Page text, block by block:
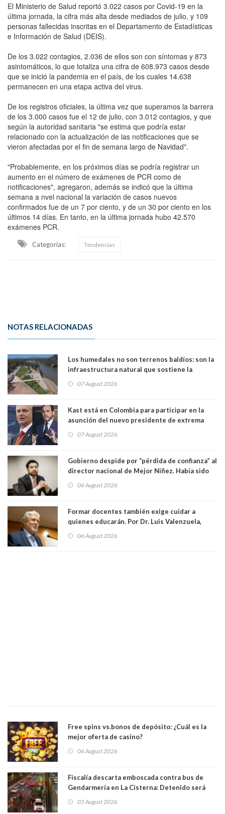
El Ministerio de Salud reportó 3.022 casos por Covid-19 en la
última jornada, la cifra más alta desde mediados de julio, y 109
personas fallecidas inscritas en el Departamento de Estadísticas
e Información de Salud (DEIS).
De los 3.022 contagios, 2.036 de ellos son con síntomas y 873
asintomáticos, lo que totaliza una cifra de 608.973 casos desde
que se inició la pandemia en el país, de los cuales 14.638
permanecen en una etapa activa del virus.
De los registros oficiales, la última vez que superamos la barrera
de los 3.000 casos fue el 12 de julio, con 3.012 contagios, y que
según la autoridad sanitaria "se estima que podría estar
relacionado con la actualización de las notificaciones que se
vieron afectadas por el fin de semana largo de Navidad".
"Probablemente, en los próximos días se podría registrar un
aumento en el número de exámenes de PCR como de
notificaciones", agregaron, además se indicó que la última
semana a nvel nacional la variación de casos nuevos
confirmados fue de un 7 por ciento, y de un 30 por ciento en los
últimos 14 días. En tanto, en la última jornada hubo 42.570
exámenes PCR.
Categorias: Tendencias
NOTAS RELACIONADAS
Los humedales no son terrenos baldíos: son la
infraestructura natural que sostiene la
07 August 2026
Kast está en Colombia para participar en la
asunción del nuevo presidente de extrema
07 August 2026
Gobierno despide por “pérdida de confianza” al
director nacional de Mejor Niñez. Había sido
06 August 2026
Formar docentes también exige cuidar a
quienes educarán. Por Dr. Luis Valenzuela,
Académicos U. Católica Silva Henríquez
06 August 2026
Free spins vs.bonos de depósito: ¿Cuál es la
mejor oferta de casino?
06 August 2026
Fiscalía descarta emboscada contra bus de
Gendarmería en La Cisterna: Detenido será
05 August 2026